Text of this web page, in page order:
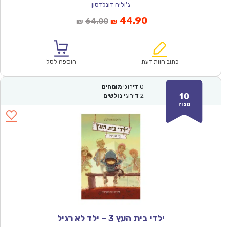
ג'וליה דונלדסון
₪ 64.00המחיר
₪64.00.
₪ 44.90המחיר
הוא:
כתוב חוות דעת הוספה לסל
10
מצוין
0 דירוגי מומחים
2 דירוגי גולשים
ילדי בית העץ 3 – ילד לא רגיל